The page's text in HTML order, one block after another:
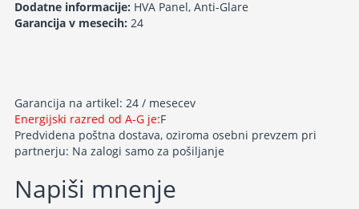
Dodatne informacije: HVA Panel, Anti-Glare
Garancija v mesecih: 24
Garancija na artikel: 24 / mesecev
Energijski razred od A-G je:F
Predvidena poštna dostava, oziroma osebni prevzem pri
partnerju: Na zalogi samo za pošiljanje
Napiši mnenje